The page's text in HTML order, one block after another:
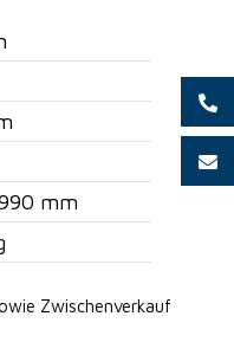
mm
Zwischenverkauf